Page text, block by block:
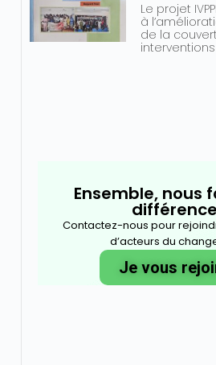
Le projet
à
de la
Ensemble, nous
Contactez-nous pour
d’acteurs du
Je vous